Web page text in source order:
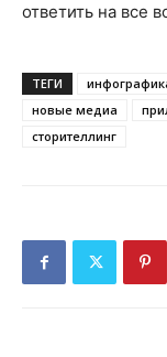
ответить на все
ТЕГИ
новые медиа
сторителлинг